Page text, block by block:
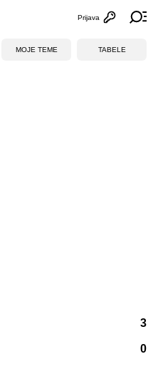
Otvori
Prijava
MOJE TEME TABELE
3
0